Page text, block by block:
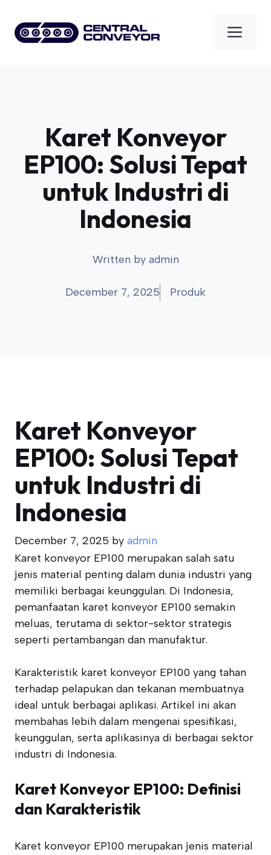
content
Karet Konveyor
EP100: Solusi Tepat
untuk Industri di
Indonesia
Written by admin
December 7, 2025 Produk
Karet Konveyor
EP100: Solusi Tepat
untuk Industri di
Indonesia
December 7, 2025 by admin
Karet konveyor EP100 merupakan salah satu
jenis material penting dalam dunia industri yang
memiliki berbagai keunggulan. Di Indonesia,
pemanfaatan karet konveyor EP100 semakin
meluas, terutama di sektor-sektor strategis
seperti pertambangan dan manufaktur.
Karakteristik karet konveyor EP100 yang tahan
terhadap pelapukan dan tekanan membuatnya
ideal untuk berbagai aplikasi. Artikel ini akan
membahas lebih dalam mengenai spesifikasi,
keunggulan, serta aplikasinya di berbagai sektor
industri di Indonesia.
Karet Konveyor EP100: Definisi
dan Karakteristik
Karet konveyor EP100 merupakan jenis material